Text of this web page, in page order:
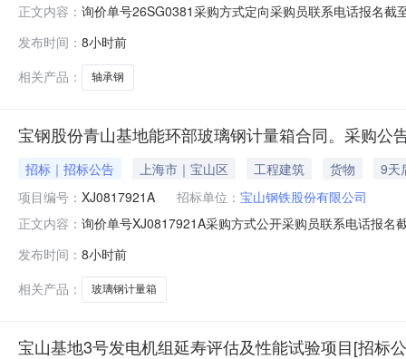
正文内容： 询价单号26SG0381采购方式定向采购员联系电话报名
款：钢管特钢事业部轴承钢能力提升适应性改造项目铸
发布时间： 8小时前
相关产品：
轴承钢
宝钢股份青山基地能环部玻璃钢计量箱合同。采购公
招标｜招标公告 上海市｜宝山区 工程建筑 货物
9天
项目编号： XJ0817921A 招标单位： 宝山钢铁股份有限公司
正文内容： 询价单号XJ0817921A采购方式公开采购员联系电话报
理;原始制造厂:无;部件号:无;2.0piece2026-10-
发布时间： 8小时前
相关产品：
玻璃钢计量箱
宝山基地3号发电机组延寿评估及性能试验项目[招标